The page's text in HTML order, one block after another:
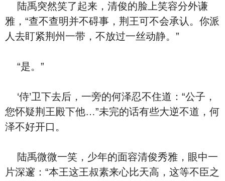
陆禹突然笑了‮来起‬，清俊的脸上笑容分外谦
雅，“查不查明并不碍事，荆王可不会承认。你派
人去盯紧荆州一带，不放过一丝动静。”
“是。”
‘侍’卫下去后，一旁的何泽忍不住道：“公子，
您怀疑荆王殿下他…”未完的话有些大逆不道，何
泽不好开口。
陆禹微微一笑，少年的面容清俊秀雅，眼中一
片深邃：“本王这王叔素来心比天⾼，这等不臣之